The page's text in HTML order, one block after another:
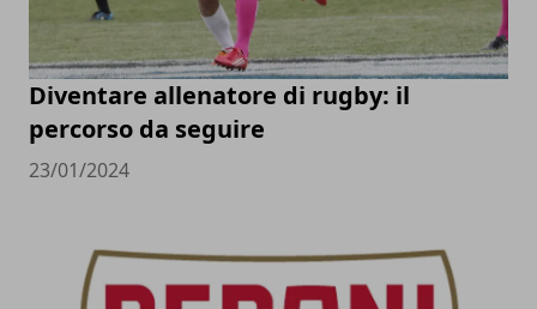
Diventare allenatore di rugby: il
percorso da seguire
23/01/2024